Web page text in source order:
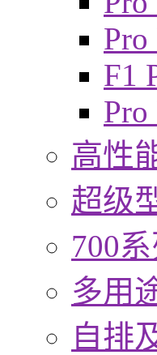
Pro
F1
Pro
高性
超级
700系
多用
自排